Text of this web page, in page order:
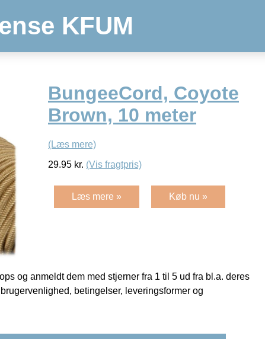
KFUM
BungeeCord, Coyote
Brown, 10 meter
(Læs mere)
29.95 kr. (Vis fragtpris)
Læs mere » Køb nu »
og anmeldt dem med stjerner fra 1 til 5 ud fra bl.a. deres
betingelser, leveringsformer og